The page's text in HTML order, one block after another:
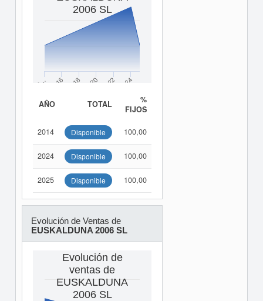
2006 SL
2… 2016 2018 2020 2022 2024
AÑO TOTAL
%
FIJOS
2014 Disponible 100,00
2024 Disponible 100,00
2025 Disponible 100,00
Evolución de Ventas de
EUSKALDUNA 2006 SL
Evolución de
ventas de
EUSKALDUNA
2006 SL